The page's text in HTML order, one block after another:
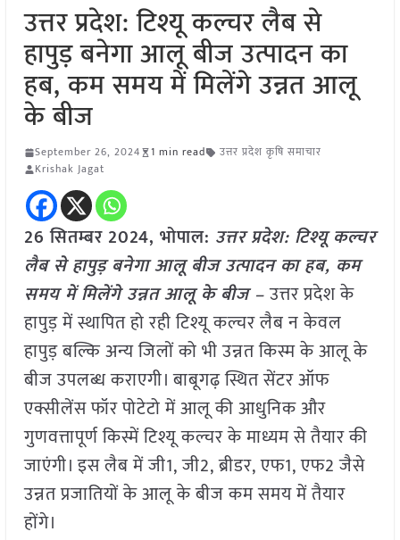
उत्तर प्रदेश: टिश्यू कल्चर लैब से
हापुड़ बनेगा आलू बीज उत्पादन का
हब, कम समय में मिलेंगे उन्नत आलू
के बीज
September 26, 2024 1 min read
उत्तर प्रदेश कृषि समाचार
Krishak Jagat
26 सितम्बर 2024, भोपाल: उत्तर प्रदेश: टिश्यू कल्चर
लैब से हापुड़ बनेगा आलू बीज उत्पादन का हब, कम
समय में मिलेंगे उन्नत आलू के बीज –उत्तर प्रदेश के
हापुड़ में स्थापित हो रही टिश्यू कल्चर लैब न केवल
हापुड़ बल्कि अन्य जिलों को भी उन्नत किस्म के आलू के
बीज उपलब्ध कराएगी। बाबूगढ़ स्थित सेंटर ऑफ
एक्सीलेंस फॉर पोटेटो में आलू की आधुनिक और
गुणवत्तापूर्ण किस्में टिश्यू कल्चर के माध्यम से तैयार की
जाएंगी। इस लैब में जी1, जी2, ब्रीडर, एफ1, एफ2 जैसे
उन्नत प्रजातियों के आलू के बीज कम समय में तैयार
होंगे।